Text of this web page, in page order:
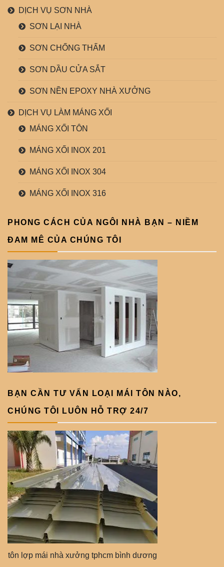
DỊCH VỤ SƠN NHÀ
SƠN LẠI NHÀ
SƠN CHỐNG THẤM
SƠN DẦU CỬA SẮT
SƠN NỀN EPOXY NHÀ XƯỞNG
DỊCH VỤ LÀM MÁNG XỐI
MÁNG XỐI TÔN
MÁNG XỐI INOX 201
MÁNG XỐI INOX 304
MÁNG XỐI INOX 316
PHONG CÁCH CỦA NGÔI NHÀ BẠN – NIỀM
ĐAM MÊ CỦA CHÚNG TÔI
BẠN CẦN TƯ VẤN LOẠI MÁI TÔN NÀO,
CHÚNG TÔI LUÔN HỖ TRỢ 24/7
tôn lợp mái nhà xưởng tphcm bình dương